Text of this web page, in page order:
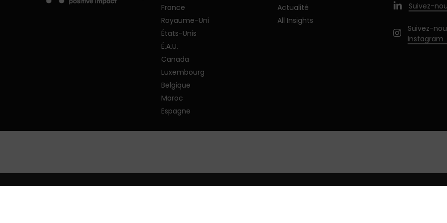
France
Royaume-Uni
États-Unis
É.A.U.
Canada
Luxembourg
Belgique
Maroc
Espagne
Actualité
All Insights
Suivez-
Suivez-
Instagram